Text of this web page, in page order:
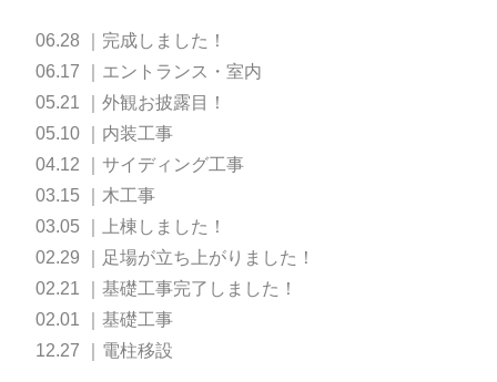
06.28 ｜完成しました！
06.17 ｜エントランス・室内
05.21 ｜外観お披露目！
05.10 ｜内装工事
04.12 ｜サイディング工事
03.15 ｜木工事
03.05 ｜上棟しました！
02.29 ｜足場が立ち上がりました！
02.21 ｜基礎工事完了しました！
02.01 ｜基礎工事
12.27 ｜電柱移設